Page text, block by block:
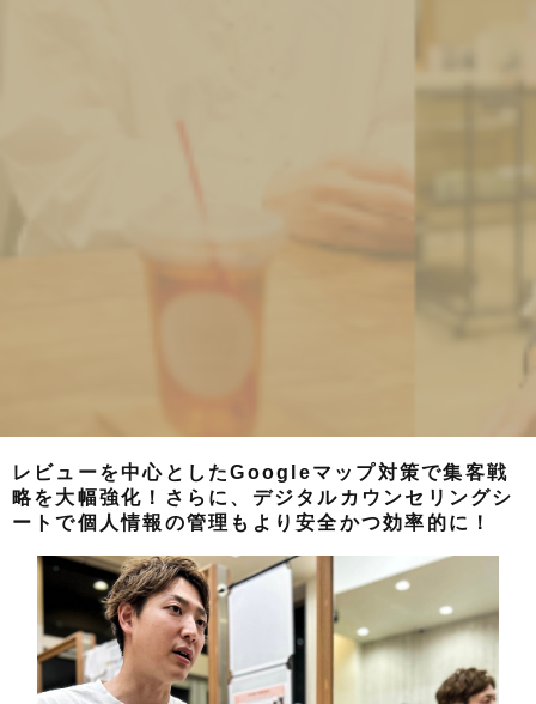
レビューを中心としたGoogleマップ対策で集客戦
略を大幅強化！さらに、デジタルカウンセリングシ
ートで個人情報の管理もより安全かつ効率的に！